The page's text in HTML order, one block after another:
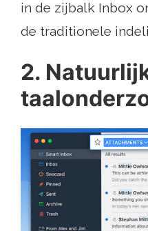
in de zijbalk Inbox
de traditionele
2.